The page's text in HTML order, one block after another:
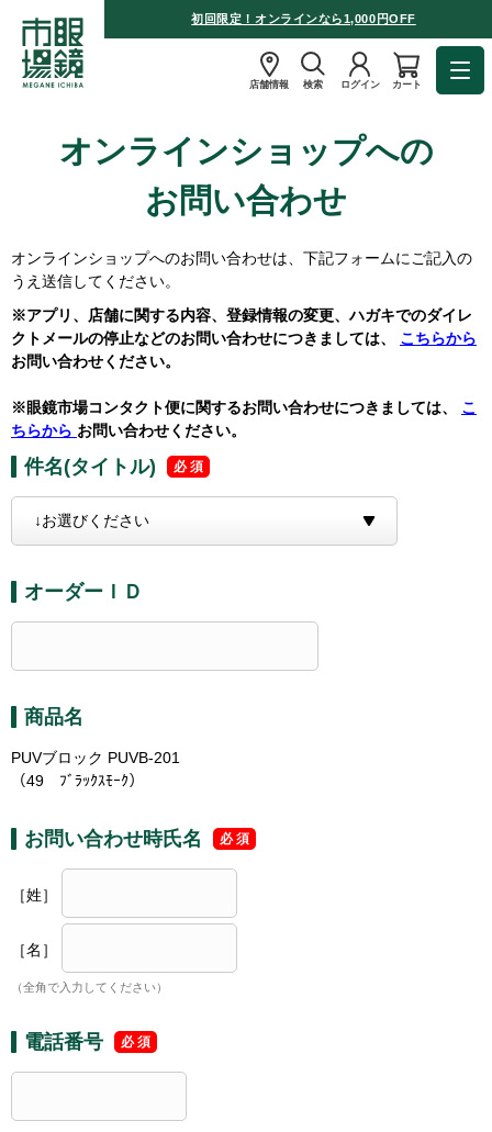
初回限定！オンラインなら1,000円OFF
店舗情報 検索 ログイン カート
オンラインショップへの
お問い合わせ
オンラインショップへのお問い合わせは、下記フォームにご記入の
うえ送信してください。
※アプリ、店舗に関する内容、登録情報の変更、ハガキでのダイレ
クトメールの停止などのお問い合わせにつきましては、 こちらから
お問い合わせください。
※眼鏡市場コンタクト便に関するお問い合わせにつきましては、 こ
ちらから お問い合わせください。
件名(タイトル)
オーダーＩＤ
商品名
PUVブロック PUVB-201
（49 ﾌﾞﾗｯｸｽﾓｰｸ）
お問い合わせ時氏名
［姓］
［名］
（全角で入力してください）
電話番号